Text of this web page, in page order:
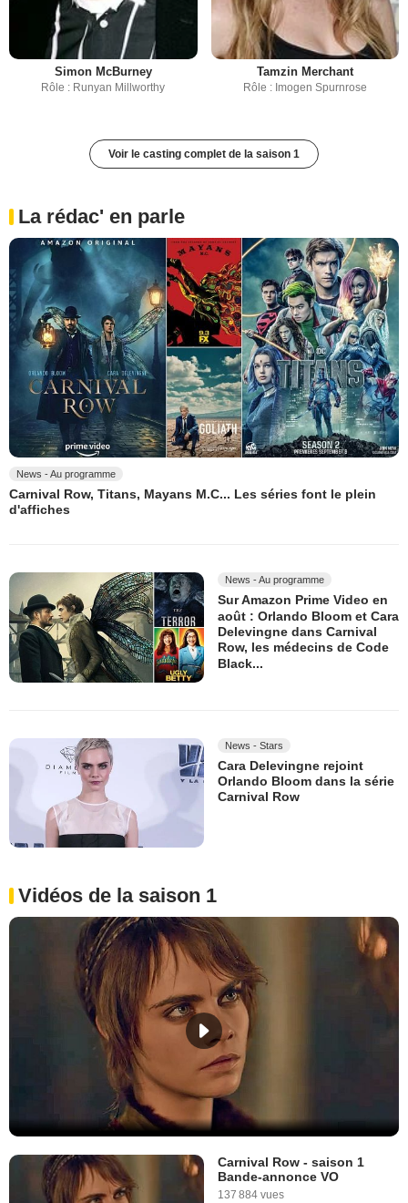
Simon McBurney
Rôle : Runyan Millworthy
Tamzin Merchant
Rôle : Imogen Spurnrose
Voir le casting complet de la saison 1
La rédac' en parle
News - Au programme
Carnival Row, Titans, Mayans M.C... Les séries font le plein
d'affiches
News - Au programme
Sur Amazon Prime Video en
août : Orlando Bloom et Cara
Delevingne dans Carnival
Row, les médecins de Code
Black...
News - Stars
Cara Delevingne rejoint
Orlando Bloom dans la série
Carnival Row
Vidéos de la saison 1
Carnival Row - saison 1
Bande-annonce VO
137 884 vues